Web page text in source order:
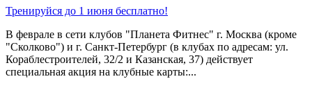
Тренируйся до 1 июня бесплатно!
В феврале в сети клубов "Планета Фитнес" г. Москва (кроме
"Сколково") и г. Санкт-Петербург (в клубах по адресам: ул.
Кораблестроителей, 32/2 и Казанская, 37) действует
специальная акция на клубные карты:...